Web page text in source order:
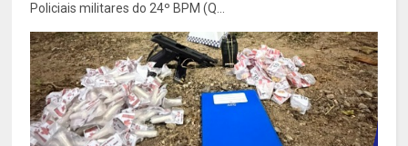
Policiais militares do 24º BPM (Q...